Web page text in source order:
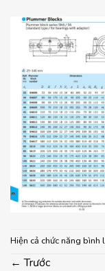
Hiện cả chức năng bình
← Trước